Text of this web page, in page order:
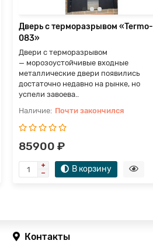
Дверь с терморазрывом «Termo-
083»
Двери с терморазрывом
— морозоустойчивые входные
металлические двери появились
достаточно недавно на рынке, но
успели завоева..
Почти закончился
85900 ₽
В корзину
Контакты